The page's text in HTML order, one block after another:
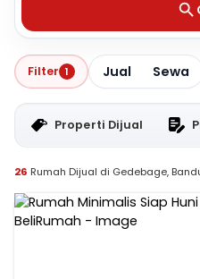
Filter 1 Jual Sewa
Properti Dijual
26 Rumah Dijual di Gedebage,